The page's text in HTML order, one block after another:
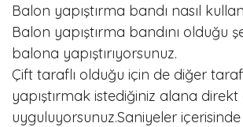
Balon yapıştırma bandı nasıl
Balon yapıştırma bandını olduğu
balona yapıştırıyorsunuz.
Çift taraflı olduğu için de diğer
yapıştırmak istediğiniz alana
uyguluyorsunuz.Saniyeler içerisinde